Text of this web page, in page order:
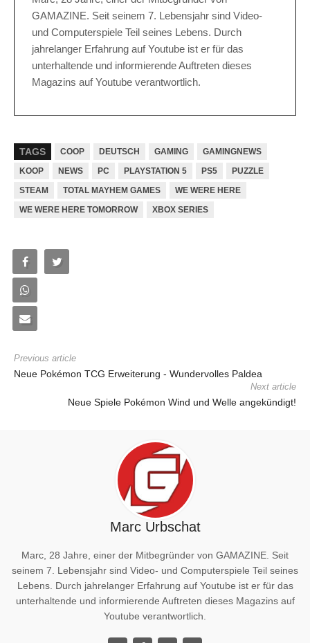
GAMAZINE. Seit seinem 7. Lebensjahr sind Video-
und Computerspiele Teil seines Lebens. Durch
jahrelanger Erfahrung auf Youtube ist er für das
unterhaltende und informierende Auftreten dieses
Magazins auf Youtube verantwortlich.
TAGS COOP DEUTSCH GAMING
GAMINGNEWS
KOOP
NEWS PC PLAYSTATION 5 PS5
PUZZLE
STEAM
TOTAL MAYHEM GAMES
WE WERE HERE
WE WERE HERE TOMORROW
XBOX SERIES
Previous article
Neue Pokémon TCG Erweiterung - Wundervolles Paldea
Next article
Neue Spiele Pokémon Wind und Welle angekündigt!
Marc Urbschat
Marc, 28 Jahre, einer der Mitbegründer von GAMAZINE. Seit
seinem 7. Lebensjahr sind Video- und Computerspiele Teil seines
Lebens. Durch jahrelanger Erfahrung auf Youtube ist er für das
unterhaltende und informierende Auftreten dieses Magazins auf
Youtube verantwortlich.